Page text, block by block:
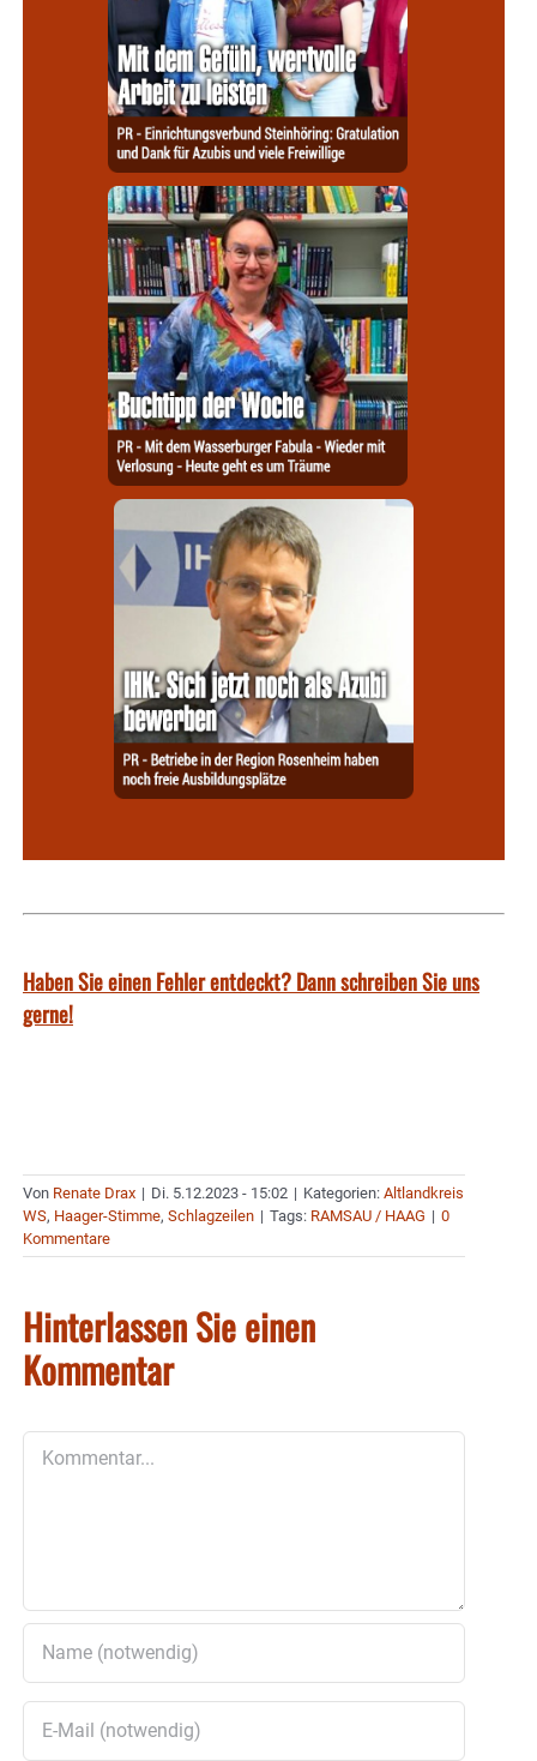
Haben Sie einen Fehler entdeckt? Dann schreiben Sie uns
gerne!
Von Renate Drax | Di. 5.12.2023 - 15:02 | Kategorien: Altlandkreis
WS, Haager-Stimme, Schlagzeilen | Tags: RAMSAU / HAAG | 0
Kommentare
Hinterlassen Sie einen
Kommentar